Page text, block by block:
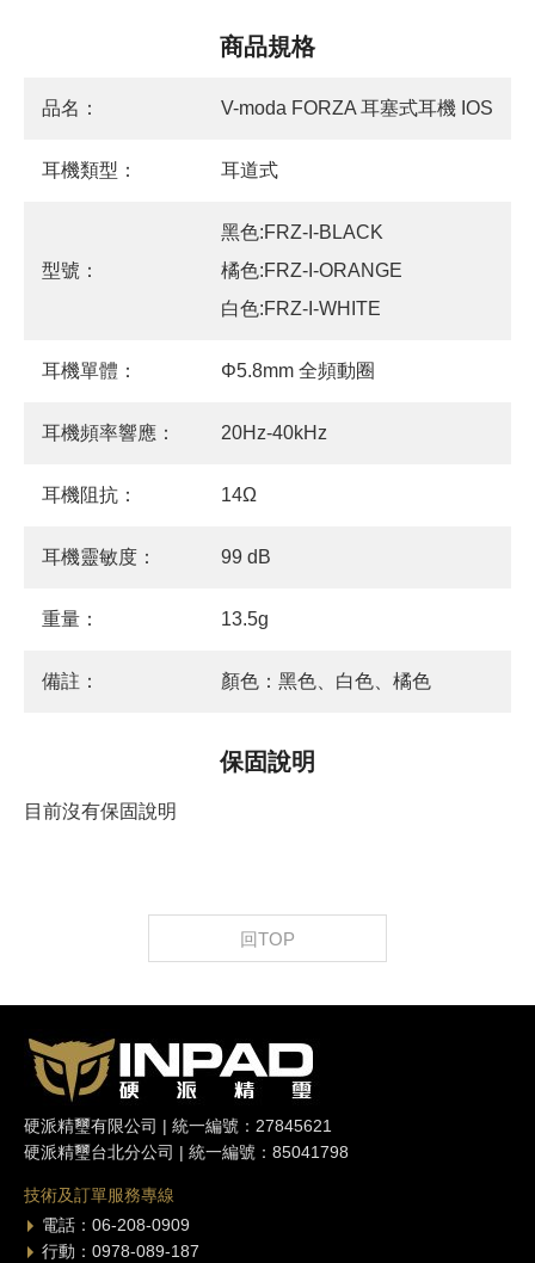
商品規格
品名： V-moda FORZA 耳塞式耳機 IOS
耳機類型： 耳道式
型號：
黑色:FRZ-I-BLACK
橘色:FRZ-I-ORANGE
白色:FRZ-I-WHITE
耳機單體： Φ5.8mm 全頻動圈
耳機頻率響應： 20Hz-40kHz
耳機阻抗： 14Ω
耳機靈敏度： 99 dB
重量： 13.5g
備註： 顏色：黑色、白色、橘色
保固說明
目前沒有保固說明
回TOP
硬派精璽有限公司 | 統一編號：27845621
硬派精璽台北分公司 | 統一編號：85041798
技術及訂單服務專線
電話：06-208-0909
行動：0978-089-187